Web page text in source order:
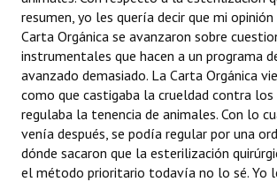
resumen, yo les quería decir que mi
Carta Orgánica se avanzaron sobre
instrumentales que hacen a un programa
avanzado demasiado. La Carta Orgánica
como que castigaba la crueldad contra los
regulaba la tenencia de animales. Con lo
venía después, se podía regular por una
dónde sacaron que la esterilización
el método prioritario todavía no lo sé. Yo